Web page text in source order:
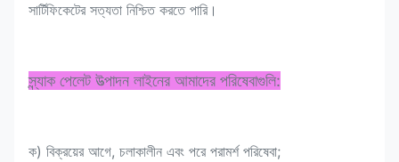
সার্টিফিকেটের সত্যতা নিশ্চিত করতে পারি।
স্ন্যাক পেলেট উত্পাদন লাইনের আমাদের পরিষেবাগুলি:
ক) বিক্রয়ের আগে, চলাকালীন এবং পরে পরামর্শ পরিষেবা;